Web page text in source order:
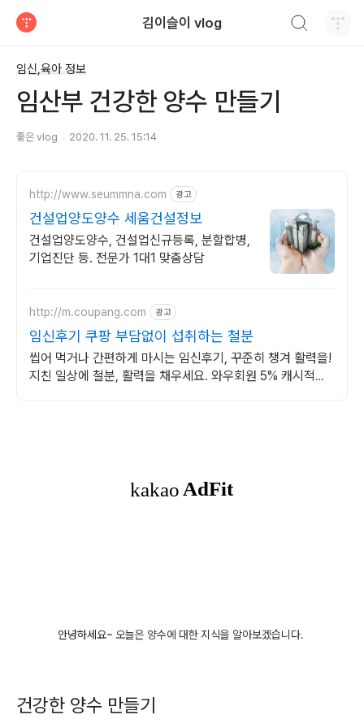
김이슬이 vlog
임신,육아 정보
임산부 건강한 양수 만들기
좋은 vlog 2020. 11. 25. 15:14
http://www.seummna.com 광고
건설업양도양수 세움건설정보
건설업양도양수, 건설업신규등록, 분할합병,
기업진단 등. 전문가 1대1 맞춤상담
http://m.coupang.com 광고
임신후기 쿠팡 부담없이 섭취하는 철분
씹어 먹거나 간편하게 마시는 임신후기, 꾸준히 챙겨 활력을!
지친 일상에 철분, 활력을 채우세요. 와우회원 5% 캐시적립
안녕하세요~ 오늘은 양수에 대한 지식을 알아보겠습니다.
건강한 양수 만들기